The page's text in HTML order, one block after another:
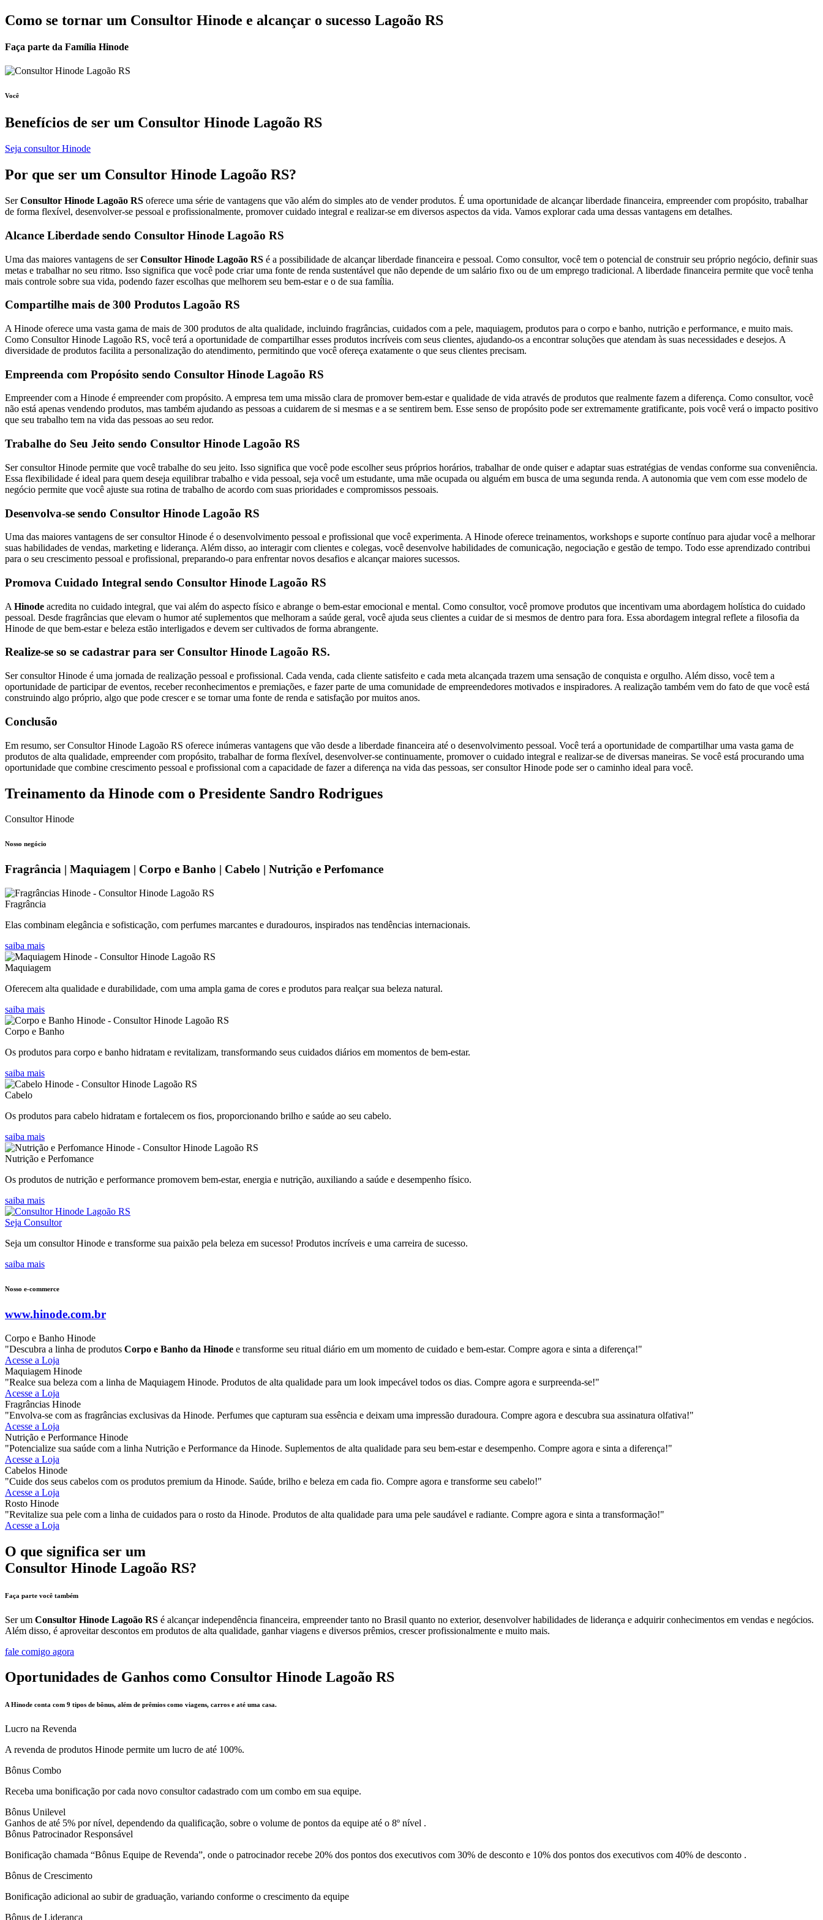
Como se tornar um Consultor Hinode e alcançar o sucesso Lagoão RS
Faça parte da Família Hinode
Você
Benefícios de ser um Consultor Hinode Lagoão RS
Seja consultor Hinode
Por que ser um Consultor Hinode Lagoão RS?
SerConsultor Hinode Lagoão RS oferece uma série de vantagens que vão além do simples ato de vender produtos. É uma oportunidade de alcançar liberdade financeira, empreender com propósito, trabalhar
de forma flexível, desenvolver-se pessoal e profissionalmente, promover cuidado integral e realizar-se em diversos aspectos da vida. Vamos explorar cada uma dessas vantagens em detalhes.
Alcance Liberdade sendo Consultor Hinode Lagoão RS
Uma das maiores vantagens de serConsultor Hinode Lagoão RS é a possibilidade de alcançar liberdade financeira e pessoal. Como consultor, você tem o potencial de construir seu próprio negócio, definir suas
metas e trabalhar no seu ritmo. Isso significa que você pode criar uma fonte de renda sustentável que não depende de um salário fixo ou de um emprego tradicional. A liberdade financeira permite que você tenha
mais controle sobre sua vida, podendo fazer escolhas que melhorem seu bem-estar e o de sua família.
Compartilhe mais de 300 Produtos Lagoão RS
A Hinode oferece uma vasta gama de mais de 300 produtos de alta qualidade, incluindo fragrâncias, cuidados com a pele, maquiagem, produtos para o corpo e banho, nutrição e performance, e muito mais.
Como Consultor Hinode Lagoão RS, você terá a oportunidade de compartilhar esses produtos incríveis com seus clientes, ajudando-os a encontrar soluções que atendam às suas necessidades e desejos. A
diversidade de produtos facilita a personalização do atendimento, permitindo que você ofereça exatamente o que seus clientes precisam.
Empreenda com Propósito sendo Consultor Hinode Lagoão RS
Empreender com a Hinode é empreender com propósito. A empresa tem uma missão clara de promover bem-estar e qualidade de vida através de produtos que realmente fazem a diferença. Como consultor, você
não está apenas vendendo produtos, mas também ajudando as pessoas a cuidarem de si mesmas e a se sentirem bem. Esse senso de propósito pode ser extremamente gratificante, pois você verá o impacto positivo
que seu trabalho tem na vida das pessoas ao seu redor.
Trabalhe do Seu Jeito sendo Consultor Hinode Lagoão RS
Ser consultor Hinode permite que você trabalhe do seu jeito. Isso significa que você pode escolher seus próprios horários, trabalhar de onde quiser e adaptar suas estratégias de vendas conforme sua conveniência.
Essa flexibilidade é ideal para quem deseja equilibrar trabalho e vida pessoal, seja você um estudante, uma mãe ocupada ou alguém em busca de uma segunda renda. A autonomia que vem com esse modelo de
negócio permite que você ajuste sua rotina de trabalho de acordo com suas prioridades e compromissos pessoais.
Desenvolva-se sendo Consultor Hinode Lagoão RS
Uma das maiores vantagens de ser consultor Hinode é o desenvolvimento pessoal e profissional que você experimenta. A Hinode oferece treinamentos, workshops e suporte contínuo para ajudar você a melhorar
suas habilidades de vendas, marketing e liderança. Além disso, ao interagir com clientes e colegas, você desenvolve habilidades de comunicação, negociação e gestão de tempo. Todo esse aprendizado contribui
para o seu crescimento pessoal e profissional, preparando-o para enfrentar novos desafios e alcançar maiores sucessos.
Promova Cuidado Integral sendo Consultor Hinode Lagoão RS
A Hinode acredita no cuidado integral, que vai além do aspecto físico e abrange o bem-estar emocional e mental. Como consultor, você promove produtos que incentivam uma abordagem holística do cuidado
pessoal. Desde fragrâncias que elevam o humor até suplementos que melhoram a saúde geral, você ajuda seus clientes a cuidar de si mesmos de dentro para fora. Essa abordagem integral reflete a filosofia da
Hinode de que bem-estar e beleza estão interligados e devem ser cultivados de forma abrangente.
Realize-se so se cadastrar para ser Consultor Hinode Lagoão RS.
Ser consultor Hinode é uma jornada de realização pessoal e profissional. Cada venda, cada cliente satisfeito e cada meta alcançada trazem uma sensação de conquista e orgulho. Além disso, você tem a
oportunidade de participar de eventos, receber reconhecimentos e premiações, e fazer parte de uma comunidade de empreendedores motivados e inspiradores. A realização também vem do fato de que você está
construindo algo próprio, algo que pode crescer e se tornar uma fonte de renda e satisfação por muitos anos.
Conclusão
Em resumo, ser Consultor Hinode Lagoão RS oferece inúmeras vantagens que vão desde a liberdade financeira até o desenvolvimento pessoal. Você terá a oportunidade de compartilhar uma vasta gama de
produtos de alta qualidade, empreender com propósito, trabalhar de forma flexível, desenvolver-se continuamente, promover o cuidado integral e realizar-se de diversas maneiras. Se você está procurando uma
oportunidade que combine crescimento pessoal e profissional com a capacidade de fazer a diferença na vida das pessoas, ser consultor Hinode pode ser o caminho ideal para você.
Treinamento da Hinode com o Presidente Sandro Rodrigues
Consultor Hinode
Nosso negócio
Fragrância | Maquiagem | Corpo e Banho | Cabelo | Nutrição e Perfomance
Fragrância
Elas combinam elegância e sofisticação, com perfumes marcantes e duradouros, inspirados nas tendências internacionais.
saiba mais
Maquiagem
Oferecem alta qualidade e durabilidade, com uma ampla gama de cores e produtos para realçar sua beleza natural.
saiba mais
Corpo e Banho
Os produtos para corpo e banho hidratam e revitalizam, transformando seus cuidados diários em momentos de bem-estar.
saiba mais
Cabelo
Os produtos para cabelo hidratam e fortalecem os fios, proporcionando brilho e saúde ao seu cabelo.
saiba mais
Nutrição e Perfomance
Os produtos de nutrição e performance promovem bem-estar, energia e nutrição, auxiliando a saúde e desempenho físico.
saiba mais
Seja Consultor
Seja um consultor Hinode e transforme sua paixão pela beleza em sucesso! Produtos incríveis e uma carreira de sucesso.
saiba mais
Nosso e-commerce
www.hinode.com.br
Corpo e Banho Hinode
"Descubra a linha de produtos Corpo e Banho da Hinode e transforme seu ritual diário em um momento de cuidado e bem-estar. Compre agora e sinta a diferença!"
Acesse a Loja
Maquiagem Hinode
"Realce sua beleza com a linha de Maquiagem Hinode. Produtos de alta qualidade para um look impecável todos os dias. Compre agora e surpreenda-se!"
Acesse a Loja
Fragrâncias Hinode
"Envolva-se com as fragrâncias exclusivas da Hinode. Perfumes que capturam sua essência e deixam uma impressão duradoura. Compre agora e descubra sua assinatura olfativa!"
Acesse a Loja
Nutrição e Performance Hinode
"Potencialize sua saúde com a linha Nutrição e Performance da Hinode. Suplementos de alta qualidade para seu bem-estar e desempenho. Compre agora e sinta a diferença!"
Acesse a Loja
Cabelos Hinode
"Cuide dos seus cabelos com os produtos premium da Hinode. Saúde, brilho e beleza em cada fio. Compre agora e transforme seu cabelo!"
Acesse a Loja
Rosto Hinode
"Revitalize sua pele com a linha de cuidados para o rosto da Hinode. Produtos de alta qualidade para uma pele saudável e radiante. Compre agora e sinta a transformação!"
Acesse a Loja
O que significa ser um
Consultor Hinode Lagoão RS?
Faça parte você também
Ser um Consultor Hinode Lagoão RS é alcançar independência financeira, empreender tanto no Brasil quanto no exterior, desenvolver habilidades de liderança e adquirir conhecimentos em vendas e negócios.
Além disso, é aproveitar descontos em produtos de alta qualidade, ganhar viagens e diversos prêmios, crescer profissionalmente e muito mais.
fale comigo agora
Oportunidades de Ganhos como Consultor Hinode Lagoão RS
A Hinode conta com 9 tipos de bônus, além de prêmios como viagens, carros e até uma casa.
Lucro na Revenda
A revenda de produtos Hinode permite um lucro de até 100%.
Bônus Combo
Receba uma bonificação por cada novo consultor cadastrado com um combo em sua equipe.
Bônus Unilevel
Ganhos de até 5% por nível, dependendo da qualificação, sobre o volume de pontos da equipe até o 8º nível .
Bônus Patrocinador Responsável
Bonificação chamada “Bônus Equipe de Revenda”, onde o patrocinador recebe 20% dos pontos dos executivos com 30% de desconto e 10% dos pontos dos executivos com 40% de desconto .
Bônus de Crescimento
Bonificação adicional ao subir de graduação, variando conforme o crescimento da equipe
Bônus de Liderança